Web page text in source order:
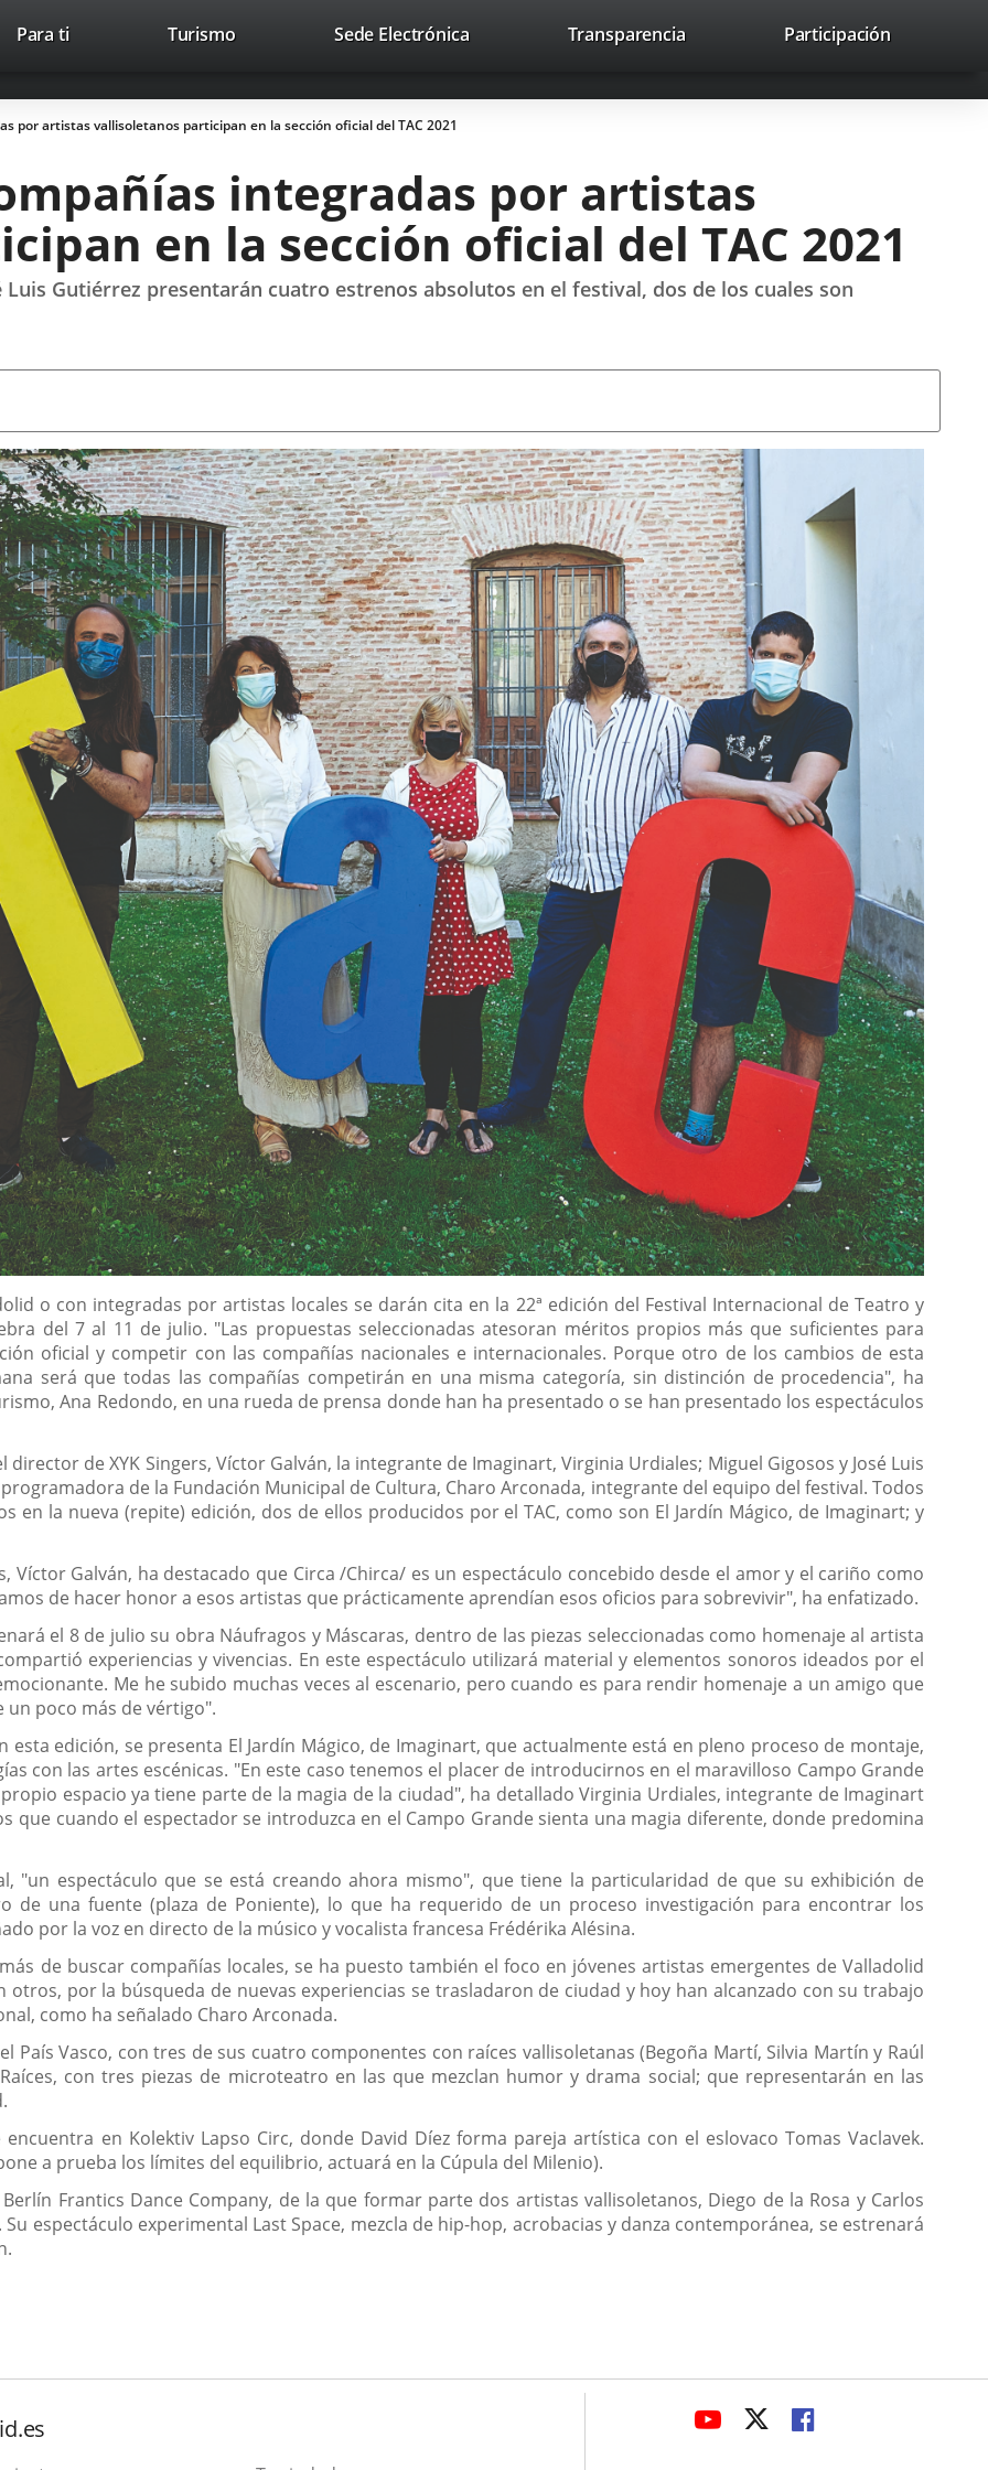
Trabaja con nosotros Contacto avaHeaderSocial
Link
external
Link
external
Link
external
Search
Para ti TurismoThis
open
in
pop-
up
window.
Sede ElectrónicaLink
application.
Transparencia Participación
por artistas vallisoletanos participan en la sección oficial del TAC 2021
integradas por artistas
en la sección oficial del TAC 2021
Luis Gutiérrez presentarán cuatro estrenos absolutos en el festival, dos de los cuales son
o con integradas por artistas locales se darán cita en la 22ª edición del Festival Internacional de Teatro y
del 7 al 11 de julio. "Las propuestas seleccionadas atesoran méritos propios más que suficientes para
oficial y competir con las compañías nacionales e internacionales. Porque otro de los cambios de esta
será que todas las compañías competirán en una misma categoría, sin distinción de procedencia", ha
Ana Redondo, en una rueda de prensa donde han ha presentado o se han presentado los espectáculos
de XYK Singers, Víctor Galván, la integrante de Imaginart, Virginia Urdiales; Miguel Gigosos y José Luis
de la Fundación Municipal de Cultura, Charo Arconada, integrante del equipo del festival. Todos
en la nueva (repite) edición, dos de ellos producidos por el TAC, como son El Jardín Mágico, de Imaginart; y
Víctor Galván, ha destacado que Circa /Chirca/ es un espectáculo concebido desde el amor y el cariño como
de hacer honor a esos artistas que prácticamente aprendían esos oficios para sobrevivir", ha enfatizado.
el 8 de julio su obra Náufragos y Máscaras, dentro de las piezas seleccionadas como homenaje al artista
experiencias y vivencias. En este espectáculo utilizará material y elementos sonoros ideados por el
Me he subido muchas veces al escenario, pero cuando es para rendir homenaje a un amigo que
poco más de vértigo".
esta edición, se presenta El Jardín Mágico, de Imaginart, que actualmente está en pleno proceso de montaje,
con las artes escénicas. "En este caso tenemos el placer de introducirnos en el maravilloso Campo Grande
espacio ya tiene parte de la magia de la ciudad", ha detallado Virginia Urdiales, integrante de Imaginart
que cuando el espectador se introduzca en el Campo Grande sienta una magia diferente, donde predomina
"un espectáculo que se está creando ahora mismo", que tiene la particularidad de que su exhibición de
de una fuente (plaza de Poniente), lo que ha requerido de un proceso investigación para encontrar los
por la voz en directo de la músico y vocalista francesa Frédérika Alésina.
de buscar compañías locales, se ha puesto también el foco en jóvenes artistas emergentes de Valladolid
por la búsqueda de nuevas experiencias se trasladaron de ciudad y hoy han alcanzado con su trabajo
como ha señalado Charo Arconada.
País Vasco, con tres de sus cuatro componentes con raíces vallisoletanas (Begoña Martí, Silvia Martín y Raúl
con tres piezas de microteatro en las que mezclan humor y drama social; que representarán en las
en Kolektiv Lapso Circ, donde David Díez forma pareja artística con el eslovaco Tomas Vaclavek.
a prueba los límites del equilibrio, actuará en la Cúpula del Milenio).
Frantics Dance Company, de la que formar parte dos artistas vallisoletanos, Diego de la Rosa y Carlos
espectáculo experimental Last Space, mezcla de hip-hop, acrobacias y danza contemporánea, se estrenará
LINK
LINK